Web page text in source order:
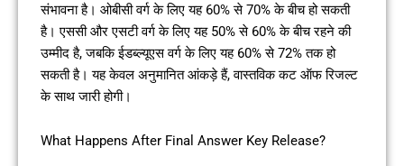
संभावना है। ओबीसी वर्ग के लिए यह 60% से 70% के बीच हो सकती
है। एससी और एसटी वर्ग के लिए यह 50% से 60% के बीच रहने की
उम्मीद है, जबकि ईडब्ल्यूएस वर्ग के लिए यह 60% से 72% तक हो
सकती है। यह केवल अनुमानित आंकड़े हैं, वास्तविक कट ऑफ रिजल्ट
के साथ जारी होगी।
What Happens After Final Answer Key Release?